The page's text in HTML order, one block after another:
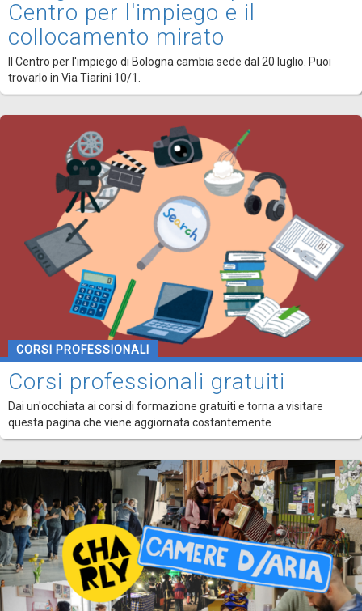
Centro per l'impiego e il
collocamento mirato
Il Centro per l'impiego di Bologna cambia sede dal 20 luglio. Puoi
trovarlo in Via Tiarini 10/1.
CORSI PROFESSIONALI
Corsi professionali gratuiti
Dai un'occhiata ai corsi di formazione gratuiti e torna a visitare
questa pagina che viene aggiornata costantemente